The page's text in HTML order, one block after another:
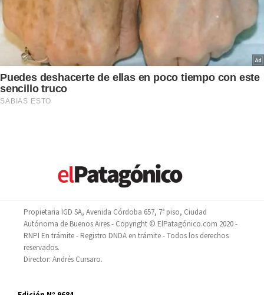
Propietaria IGD SA, Avenida Córdoba 657, 7° piso, Ciudad
Autónoma de Buenos Aires - Copyright © ElPatagónico.com 2020 -
RNPI En trámite - Registro DNDA en trámite - Todos los derechos
reservados.
Director: Andrés Cursaro.